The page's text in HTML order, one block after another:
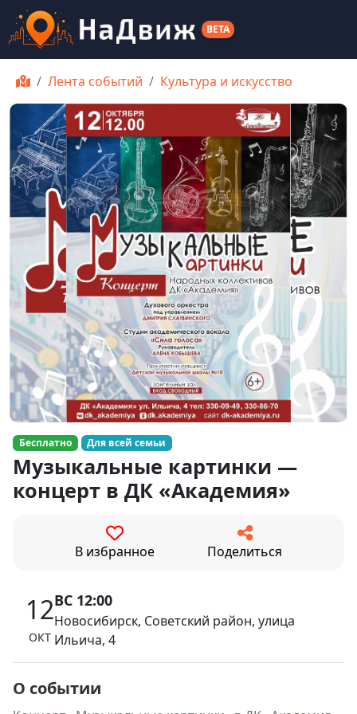
BETA
Лента событий Культура и искусство
Бесплатно Для всей семьи
Музыкальные картинки —
концерт в ДК «Академия»
В избранное Поделиться
12
ОКТ
ВС 12:00
Новосибирск, Советский район, улица
Ильича, 4
О событии